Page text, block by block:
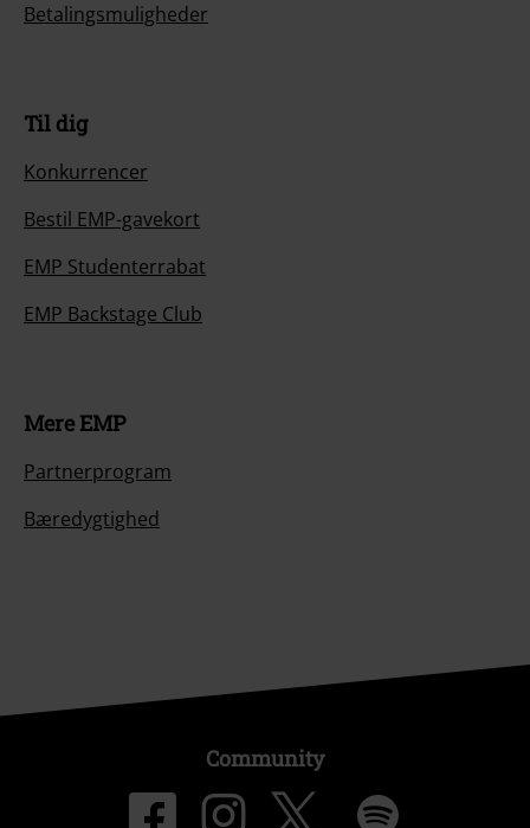
Betalingsmuligheder
Til dig
Konkurrencer
Bestil EMP-gavekort
EMP Studenterrabat
EMP Backstage Club
Mere EMP
Partnerprogram
Bæredygtighed
Community